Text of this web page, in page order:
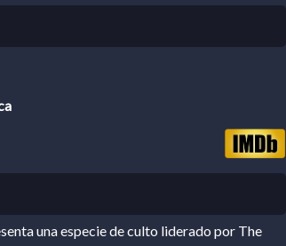
una especie de culto liderado por The